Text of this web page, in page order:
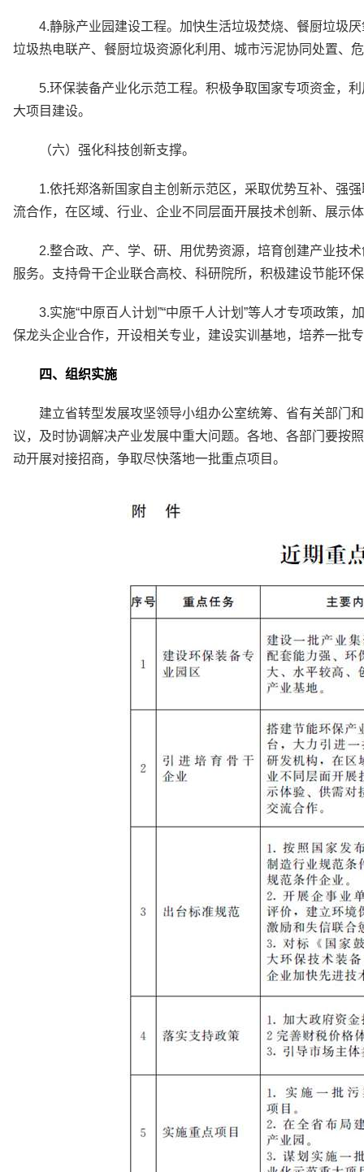
4.静脉产业园建设工程。加快生活垃圾焚烧、餐厨垃圾
垃圾热电联产、餐厨垃圾资源化利用、城市污泥协同处置、
5.环保装备产业化示范工程。积极争取国家专项资金，
大项目建设。
（六）强化科技创新支撑。
1.依托郑洛新国家自主创新示范区，采取优势互补、强
流合作，在区域、行业、企业不同层面开展技术创新、展示
2.整合政、产、学、研、用优势资源，培育创建产业技
服务。支持骨干企业联合高校、科研院所，积极建设节能环
3.实施“中原百人计划”“中原千人计划”等人才专项政策
保龙头企业合作，开设相关专业，建设实训基地，培养一批
四、组织实施
建立省转型发展攻坚领导小组办公室统筹、省有关部门
议，及时协调解决产业发展中重大问题。各地、各部门要按
动开展对接招商，争取尽快落地一批重点项目。